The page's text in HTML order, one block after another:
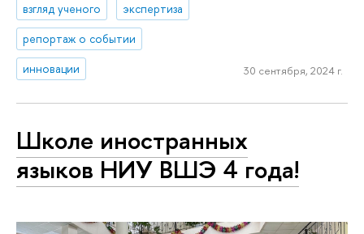
взгляд ученого
экспертиза
репортаж о событии
инновации
30 сентября, 2024 г.
Школе иностранных
языков НИУ ВШЭ 4 года!